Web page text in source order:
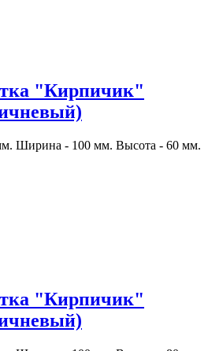
"Кирпичик"
Ширина - 100 мм. Высота - 60 мм.
"Кирпичик"